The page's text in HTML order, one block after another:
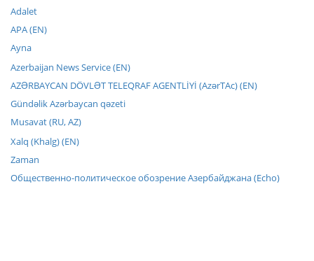
Adalet
APA (EN)
Ayna
Azerbaijan News Service (EN)
AZƏRBAYCAN DÖVLƏT TELEQRAF AGENTLİYİ (AzərTAc) (EN)
Gündəlik Azərbaycan qəzeti
Musavat (RU, AZ)
Xalq (Khalg) (EN)
Zaman
Общественно-политическое обозрение Азербайджана (Echo)